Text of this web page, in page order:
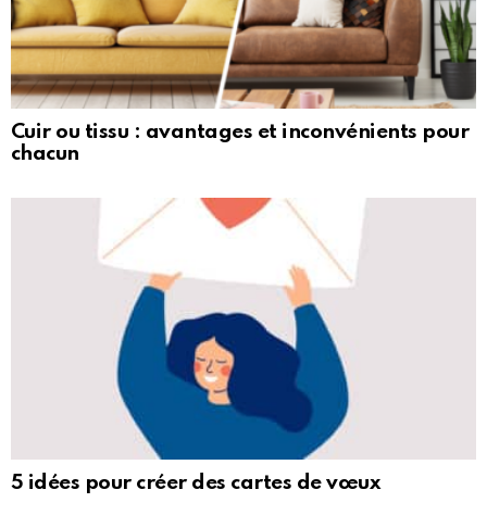
Cuir ou tissu : avantages et inconvénients pour
chacun
5 idées pour créer des cartes de vœux